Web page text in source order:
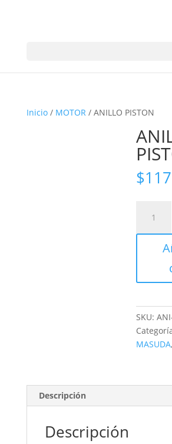
Inicio/ MOTOR/ ANILLO PISTON
$
PISTON
cantidad
SKU:
MASUDA,
Descripción
Descripción